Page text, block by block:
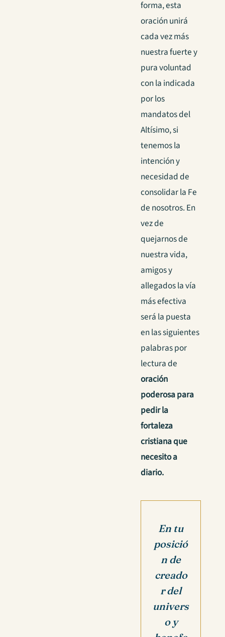
forma, esta
oración unirá
cada vez más
nuestra fuerte y
pura voluntad
con la indicada
por los
mandatos del
Altísimo, si
tenemos la
intención y
necesidad de
consolidar la Fe
de nosotros. En
vez de
quejarnos de
nuestra vida,
amigos y
allegados la vía
más efectiva
será la puesta
en las siguientes
palabras por
lectura de
oración
poderosa para
pedir la
fortaleza
cristiana que
necesito a
diario.
En tu
posició
n de
creado
r del
univers
o y